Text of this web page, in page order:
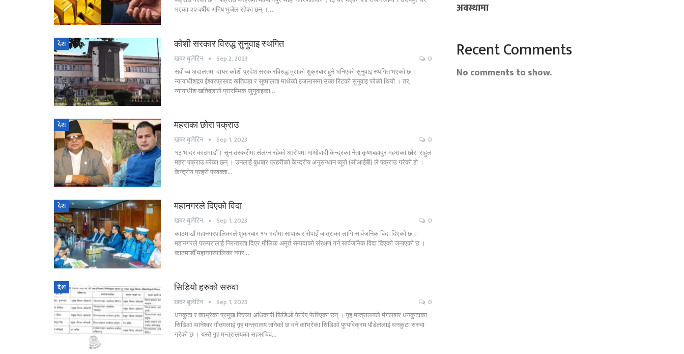
भएका २२ वर्षीय अमिष भुजेल रहेका छन् ।…
देश कोशी सरकार विरुद्ध सुनुवाइ स्थगित
खबर बुलेटिन Sep 2, 2023 0
सर्वोच्च अदालतमा दायर कोशी प्रदेश सरकारविरुद्ध मुद्दाको शुक्रबार हुने भनिएको सुनुवाइ स्थगित भएको छ ।
न्यायाधीशद्वय ईश्वरप्रसाद खतिवडा र सुष्मालता माथेको इजलासमा उक्त रिटको सुनुवाइ परेको थियो । तर,
न्यायाधीश खतिवडाले प्रारम्भिक सुनुवाइका…
देश महराका छोरा पक्राउ
खबर बुलेटिन Sep 1, 2023 0
१३ भाद्र काठमाडौँ। सुन तस्करीमा संलग्न रहेको आरोपमा माओवादी केन्द्रका नेता कृष्णबहादुर महराका छोरा राहुल
महरा पक्राउ परेका छन् । उनलाई बुधबार प्रहरीको केन्द्रीय अनुसन्धान ब्यूरो (सीआईबी) ले पक्राउ गरेको हो ।
केन्द्रीय प्रहरी प्रवक्ता…
देश महानगरले दिएको विदा
खबर बुलेटिन Sep 1, 2023 0
काठमाडौं महानगरपालिकाले शुक्रबार १५ भदौमा सापारू र रोपाइँ जात्राका लागि सार्वजनिक विदा दिएको छ ।
महानगरले परम्परालाई निरन्तरता दिएर मौलिक अमूर्त सम्पदाको संरक्षण गर्न सार्वजनिक विदा दिएको जनाएको छ ।
काठमाडौँ महानगरपालिका नगर…
देश सिडियो हरुको सरुवा
खबर बुलेटिन Sep 1, 2023 0
धनकुटा र काभ्रेका प्रमुख जिल्ला अधिकारी सिडिओ फेरिए फेरिएका छन् । गृह मन्त्रालयले मंगलबार धनकुटाका
सिडिओ थानेश्वर गौतमलाई गृह मन्त्रालय तानेको छ भने काभ्रेका सिडिओ पुण्यविक्रम पौडेललाई धनकुटा सरुवा
गरेको छ । यस्तै गृह मन्त्रालयका सहसचिव…
अवस्थामा
Recent Comments
No comments to show.